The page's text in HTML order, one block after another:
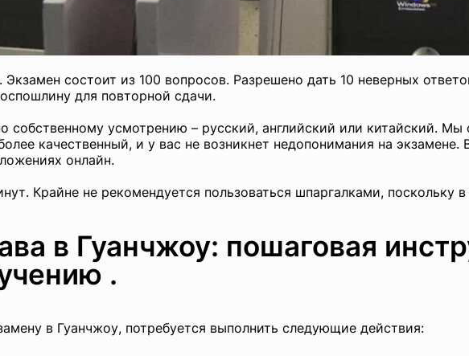
Экзамен состоит из 100 вопросов. Разрешено дать 10 неверных
для повторной сдачи.
усмотрению – русский, английский или китайский. Мы
качественный, и у вас не возникнет недопонимания на
онлайн.
Крайне не рекомендуется пользоваться шпаргалками, поскольку
в Гуанчжоу: пошаговая
.
в Гуанчжоу, потребуется выполнить следующие действия: